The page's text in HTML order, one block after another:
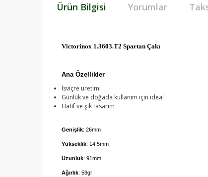
Ürün Bilgisi Yorumlar
Victorinox 1.3603.T2 Spartan Çakı
Ana Özellikler
İsviçre üretimi
Günlük ve doğada kullanım için ideal
Hafif ve şık tasarım
Genişlik: 26mm
Yükseklik: 14.5mm
Uzunluk: 91mm
Ağırlık: 59gr